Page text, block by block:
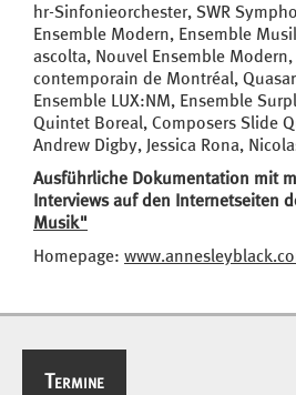
hr-Sinfonieorchester, SWR
Ensemble Modern, Ensemble
ascolta, Nouvel Ensemble
contemporain de Montréal,
Ensemble LUX:NM, Ensemble
Quintet Boreal, Composers Slide
Andrew Digby, Jessica Rona,
Ausführliche Dokumentation mit
Interviews auf den Internetseiten
Musik"
Homepage:
TermineTermine